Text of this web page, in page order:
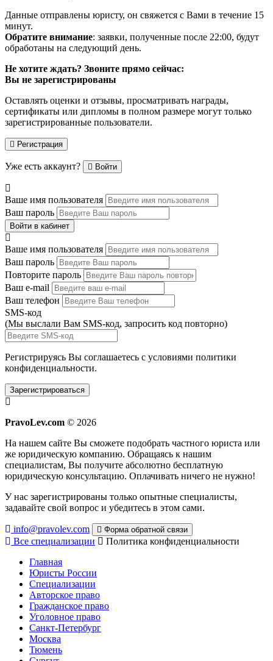
Данные отправлены юристу, он свяжется с Вами в течение 15
минут.
Обратите внимание: заявки, полученные после 22:00, будут
обработаны на следующий день.
Не хотите ждать? Звоните прямо сейчас:
Вы не зарегистрированы
Оставлять оценки и отзывы, просматривать награды,
сертификаты или дипломы в полном размере могут только
зарегистрированные пользователи.
Регистрация
Уже есть аккаунт? Войти
Ваше имя пользователя
Ваш пароль
Войти в кабинет
Ваше имя пользователя
Ваш пароль
Повторите пароль
Ваш e-mail
Ваш телефон
SMS-код
(Мы выслали Вам SMS-код, запросить код повторно)
Регистрируясь Вы соглашаетесь с условиями политики
конфиденциальности.
Зарегистрироваться
PravoLev.com © 2026
На нашем сайте Вы сможете подобрать частного юриста или
же юридическую компанию. Обращаясь к нашим
специалистам, Вы получите абсолютно бесплатную
юридическую консультацию. Оплачивать ничего не нужно!
У нас зарегистрированы только опытные специалисты,
задавайте свой вопрос и убедитесь в этом сами.
info@pravolev.com Форма обратной связи
Все специализации
Политика конфиденциальности
Главная
Юристы России
Специализации
Авторское право
Гражданское право
Уголовное право
Санкт-Петербург
Москва
Тюмень